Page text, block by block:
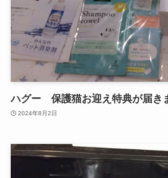
ハグー 保護猫お迎え特典が届き
2024年8月2日